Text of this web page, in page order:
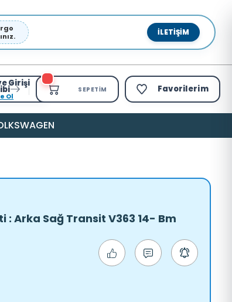
İLETIŞIM
Girişi
Ol
SEPETIM Favorilerim
: Arka Sağ Transit V363 14- Bm